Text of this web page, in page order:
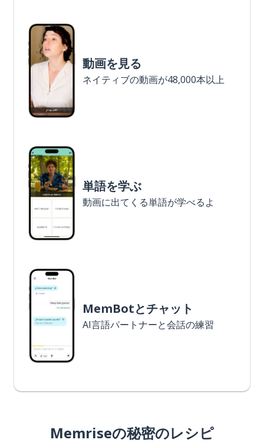
動画を見る
ネイティブの動画が48,000本以上
単語を学ぶ
動画に出てくる単語が学べるよ
MemBotとチャット
AI言語パートナーと会話の練習
Memriseの秘密のレシピ